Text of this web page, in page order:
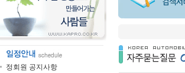
정회원 공지사항